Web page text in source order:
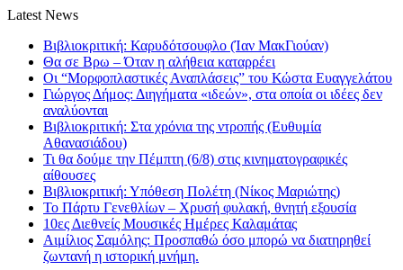
Latest News
Βιβλιοκριτική: Καρυδότσουφλο (Ίαν ΜακΓιούαν)
Θα σε Βρω – Όταν η αλήθεια καταρρέει
Οι “Μορφοπλαστικές Αναπλάσεις” του Κώστα Ευαγγελάτου
Γιώργος Δήμος: Διηγήματα «ιδεών», στα οποία οι ιδέες δεν
αναλύονται
Βιβλιοκριτική: Στα χρόνια της ντροπής (Ευθυμία
Αθανασιάδου)
Τι θα δούμε την Πέμπτη (6/8) στις κινηματογραφικές
αίθουσες
Βιβλιοκριτική: Υπόθεση Πολέτη (Νίκος Μαριώτης)
Το Πάρτυ Γενεθλίων – Χρυσή φυλακή, θνητή εξουσία
10ες Διεθνείς Μουσικές Ημέρες Καλαμάτας
Αιμίλιος Σαμόλης: Προσπαθώ όσο μπορώ να διατηρηθεί
ζωντανή η ιστορική μνήμη.